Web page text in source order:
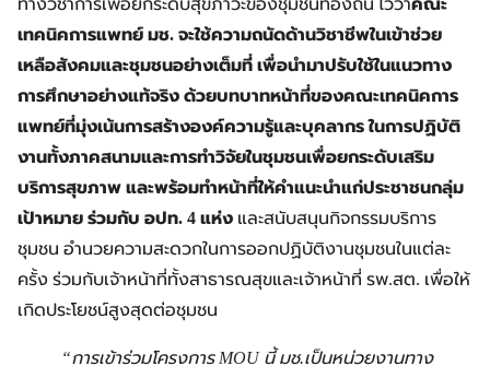
ทางวิชาการเพื่อยกระดับสุขภาวะของชุมชนท้องถิ่น ไว้ว่าคณะ
เทคนิคการแพทย์ มช. จะใช้ความถนัดด้านวิชาชีพในเข้าช่วย
เหลือสังคมและชุมชนอย่างเต็มที่ เพื่อนำมาปรับใช้ในแนวทาง
การศึกษาอย่างแท้จริง ด้วยบทบาทหน้าที่ของคณะเทคนิคการ
แพทย์ที่มุ่งเน้นการสร้างองค์ความรู้และบุคลากร ในการปฏิบัติ
งานทั้งภาคสนามและการทำวิจัยในชุมชนเพื่อยกระดับเสริม
บริการสุขภาพ และพร้อมทำหน้าที่ให้คำแนะนำแก่ประชาชนกลุ่ม
เป้าหมาย ร่วมกับ อปท. 4 แห่ง และสนับสนุนกิจกรรมบริการ
ชุมชน อำนวยความสะดวกในการออกปฏิบัติงานชุมชนในแต่ละ
ครั้ง ร่วมกับเจ้าหน้าที่ทั้งสาธารณสุขและเจ้าหน้าที่ รพ.สต. เพื่อให้
เกิดประโยชน์สูงสุดต่อชุมชน
“การเข้าร่วมโครงการ MOU นี้ มช.เป็นหน่วยงานทาง